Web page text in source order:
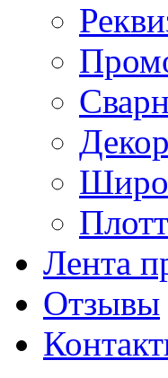
Лента
Отзывы